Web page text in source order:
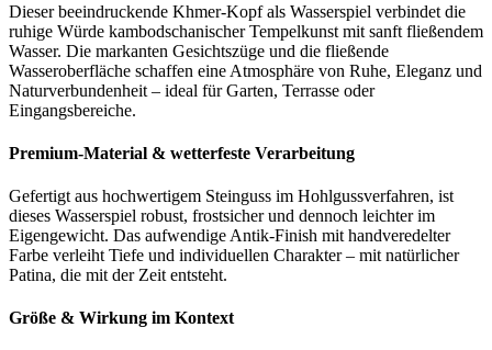
Dieser beeindruckende Khmer-Kopf als Wasserspiel verbindet die
ruhige Würde kambodschanischer Tempelkunst mit sanft fließendem
Wasser. Die markanten Gesichtszüge und die fließende
Wasseroberfläche schaffen eine Atmosphäre von Ruhe, Eleganz und
Naturverbundenheit – ideal für Garten, Terrasse oder
Eingangsbereiche.
Premium-Material & wetterfeste Verarbeitung
Gefertigt aus hochwertigem Steinguss im Hohlgussverfahren, ist
dieses Wasserspiel robust, frostsicher und dennoch leichter im
Eigengewicht. Das aufwendige Antik-Finish mit handveredelter
Farbe verleiht Tiefe und individuellen Charakter – mit natürlicher
Patina, die mit der Zeit entsteht.
Größe & Wirkung im Kontext